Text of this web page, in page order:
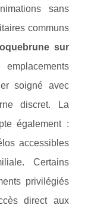
sans
communs
sur
soigné avec
discret. La
également :
accessibles
Certains
privilégiés
direct aux